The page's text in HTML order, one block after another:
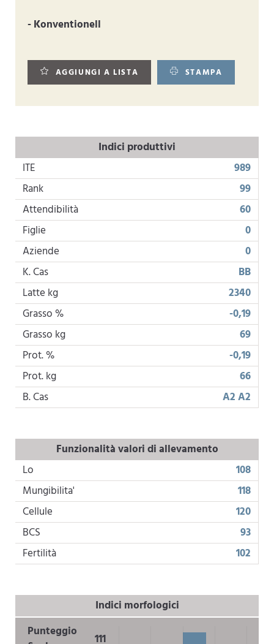
- Konventionell
AGGIUNGI A LISTA STAMPA
Indici produttivi
ITE
989
Rank
99
Attendibilità
60
Figlie
0
Aziende
0
K. Cas
BB
Latte kg
2340
Grasso %
-0,19
Grasso kg
69
Prot. %
-0,19
Prot. kg
66
B. Cas
A2 A2
Funzionalità valori di allevamento
Lo
108
Mungibilita'
118
Cellule
120
BCS
93
Fertilità
102
Indici morfologici
Punteggio
111